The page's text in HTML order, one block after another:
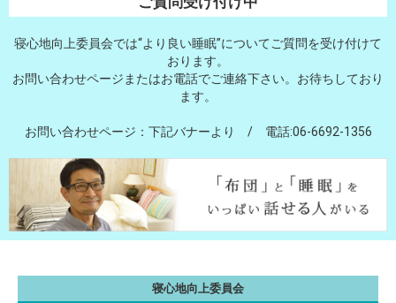
寝心地向上委員会では“より良い睡眠”についてご質問を受け付けて
おります。
お問い合わせページまたはお電話でご連絡下さい。お待ちしており
ます。
お問い合わせページ：下記バナーより / 電話:06-6692-1356
寝心地向上委員会